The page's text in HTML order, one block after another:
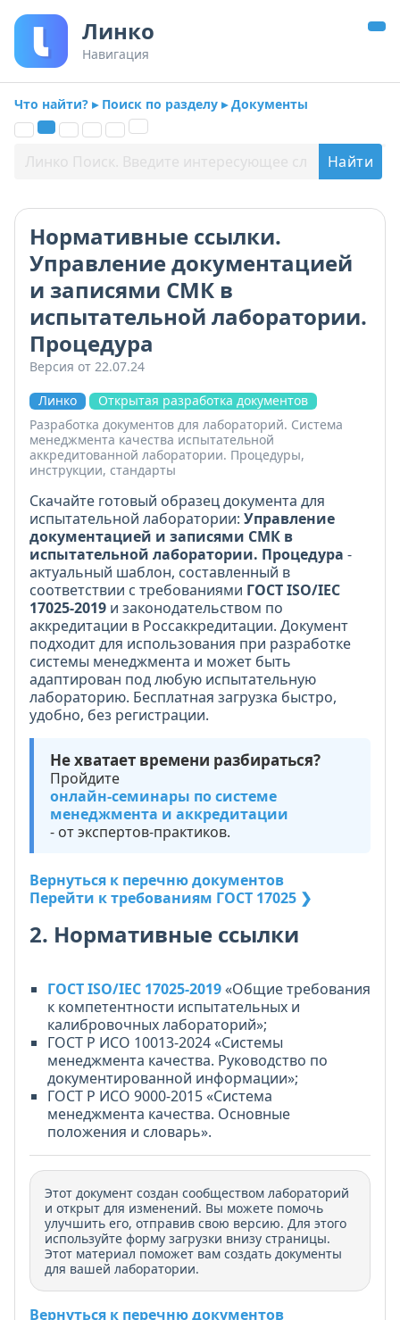
Линко
Навигация
Что найти? ▸ Поиск по разделу ▸ Документы
Нормативные ссылки.
Управление документацией
и записями СМК в
испытательной лаборатории.
Процедура
Версия от 22.07.24
Линко
Открытая разработка документов
Разработка документов для лабораторий. Система
менеджмента качества испытательной
аккредитованной лаборатории. Процедуры,
инструкции, стандарты
Скачайте готовый образец документа для
испытательной лаборатории: Управление
документацией и записями СМК в
испытательной лаборатории. Процедура -
актуальный шаблон, составленный в
соответствии с требованиями ГОСТ ISO/IEC
17025-2019 и законодательством по
аккредитации в Россаккредитации. Документ
подходит для использования при разработке
системы менеджмента и может быть
адаптирован под любую испытательную
лабораторию. Бесплатная загрузка быстро,
удобно, без регистрации.
Не хватает времени разбираться?
Пройдите
онлайн-семинары по системе
менеджмента и аккредитации
- от экспертов-практиков.
Вернуться к перечню документов
Перейти к требованиям ГОСТ 17025 ❯
2. Нормативные ссылки
ГОСТ ISO/IEC 17025-2019«Общие требования
к компетентности испытательных и
калибровочных лабораторий»;
ГОСТ Р ИСО 10013-2024 «Системы
менеджмента качества. Руководство по
документированной информации»;
ГОСТ Р ИСО 9000-2015 «Система
менеджмента качества. Основные
положения и словарь».
Этот документ создан сообществом лабораторий
и открыт для изменений. Вы можете помочь
улучшить его, отправив свою версию. Для этого
используйте форму загрузки внизу страницы.
Этот материал поможет вам создать документы
для вашей лаборатории.
Вернуться к перечню документов